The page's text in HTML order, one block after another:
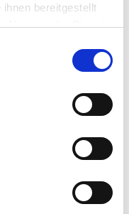
bereitgestellt
Nutzung der Dienste